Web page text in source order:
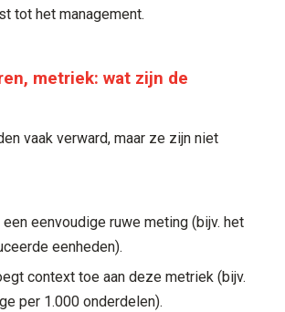
tot het management.
metriek: wat zijn de
vaak verward, maar ze zijn niet
een eenvoudige ruwe meting (bijv. het
eenheden).
context toe aan deze metriek (bijv.
per 1.000 onderdelen).